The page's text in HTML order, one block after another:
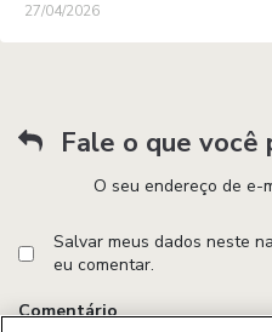
27/04/2026
Fale o que você
O seu endereço de e-
Salvar meus dados neste
eu comentar.
Comentário